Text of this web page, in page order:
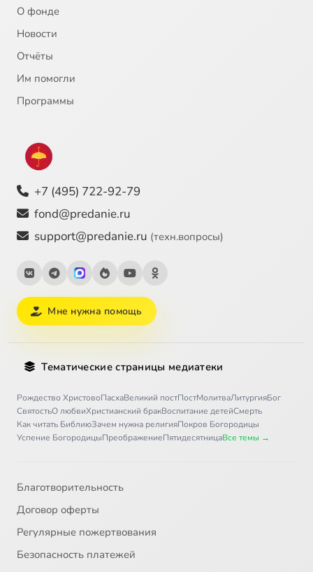
О фонде
Новости
Отчёты
Им помогли
Программы
+7 (495) 722-92-79
fond@predanie.ru
support@predanie.ru (техн.вопросы)
Мне нужна помощь
Тематические страницы медиатеки
Рождество ХристовоПасхаВеликий постПостМолитваЛитургияБог
СвятостьО любвиХристианский бракВоспитание детейСмерть
Как читать БиблиюЗачем нужна религияПокров Богородицы
Успение БогородицыПреображениеПятидесятницаВсе темы →
Благотворительность
Договор оферты
Регулярные пожертвования
Безопасность платежей